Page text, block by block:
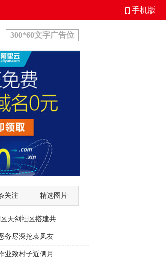
手机版
300*60文字广告位
关注 精选图片
天剑社区搭建共
务尽深挖袁凤友
业致村子近俩月